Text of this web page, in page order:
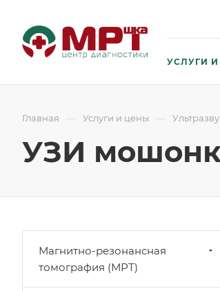
УСЛУГИ
Главная — Услуги и цены —
УЗИ
Магнитно-резонансная
томография (МРТ)